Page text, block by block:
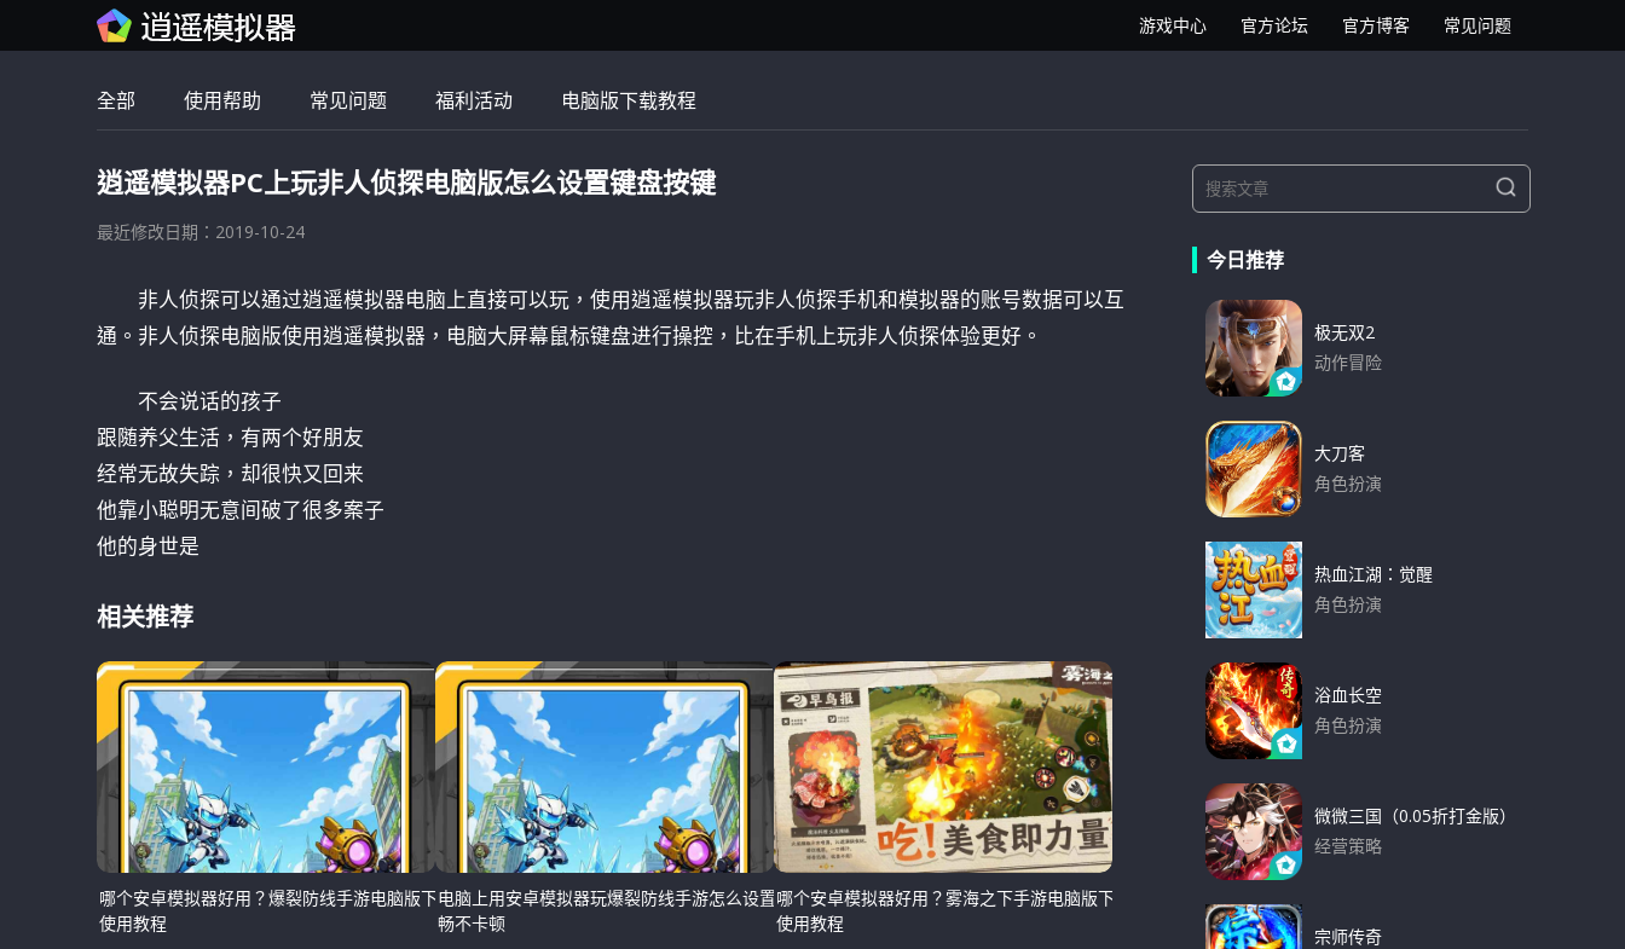
逍遥安卓模拟器 常见问题
官方博客
官方论坛
游戏中心
全部 使用帮助 常见问题 福利活动 电脑版下载教程
逍遥模拟器PC上玩非人侦探电脑版怎么设置键盘按键
最近修改日期：2019-10-24
非人侦探可以通过逍遥模拟器电脑上直接可以玩，使用逍遥模拟器玩非人侦探手机和模拟器的账号数据可以互
通。非人侦探电脑版使用逍遥模拟器，电脑大屏幕鼠标键盘进行操控，比在手机上玩非人侦探体验更好。
不会说话的孩子
跟随养父生活，有两个好朋友
经常无故失踪，却很快又回来
他靠小聪明无意间破了很多案子
他的身世是
相关推荐
哪个安卓模拟器好用？爆裂防线手游电脑版下载
使用教程
电脑上用安卓模拟器玩爆裂防线手游怎么设置流
畅不卡顿
哪个安卓模拟器好用？雾海之下手游电脑版下载
使用教程
e
S
e
今日推荐
极无双2
动作冒险
大刀客
角色扮演
热血江湖：觉醒
角色扮演
浴血长空
角色扮演
微微三国（0.05折打金版）
经营策略
宗师传奇